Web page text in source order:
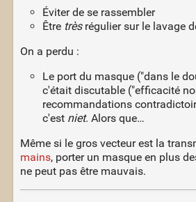
Éviter de se rassembler
Être trèsrégulier sur le lavage
On a perdu :
Le port du masque ("dans le
c'était discutable ("efficacité
recommandations
c'est niet. Alors que…
Même si le gros vecteur est la
mains, porter un masque en plus
ne peut pas être mauvais.